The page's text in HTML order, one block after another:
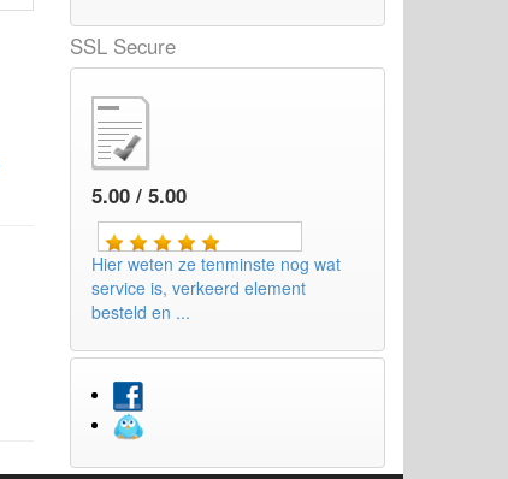
SSL Secure
5.00 / 5.00
Hier weten ze tenminste nog wat
service is, verkeerd element
besteld en ...